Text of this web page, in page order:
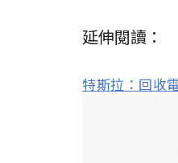
延伸閱讀：
特斯拉：回收